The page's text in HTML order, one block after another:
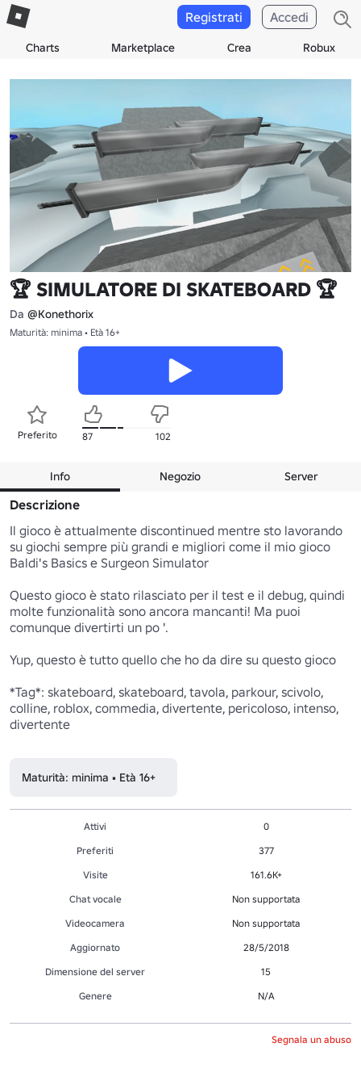
Charts Marketplace Crea Robux
Registrati Accedi
🏆 SIMULATORE DI SKATEBOARD 🏆
Da @Konethorix
Maturità: minima • Età 16+
Preferito 87 102
Info Negozio Server
Descrizione
Il gioco è attualmente discontinued mentre sto lavorando
su giochi sempre più grandi e migliori come il mio gioco
Baldi's Basics e Surgeon Simulator
Questo gioco è stato rilasciato per il test e il debug, quindi
molte funzionalità sono ancora mancanti! Ma puoi
comunque divertirti un po '.
Yup, questo è tutto quello che ho da dire su questo gioco
*Tag*: skateboard, skateboard, tavola, parkour, scivolo,
colline, roblox, commedia, divertente, pericoloso, intenso,
divertente
Maturità: minima • Età 16+
Attivi
0
Preferiti
377
Visite
161.6K+
Chat vocale
Non supportata
Videocamera
Non supportata
Aggiornato
28/5/2018
Dimensione del server
15
Genere
N/A
Segnala un abuso